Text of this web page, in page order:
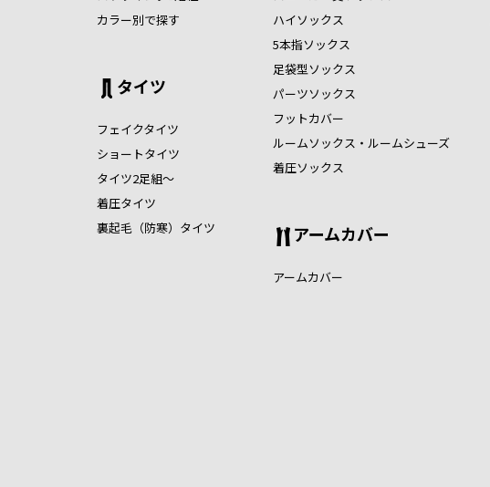
カラー別で探す
タイツ
フェイクタイツ
ショートタイツ
タイツ2足組～
着圧タイツ
裏起毛（防寒）タイツ
ハイソックス
5本指ソックス
足袋型ソックス
パーツソックス
フットカバー
ルームソックス・ルームシューズ
着圧ソックス
アームカバー
アームカバー